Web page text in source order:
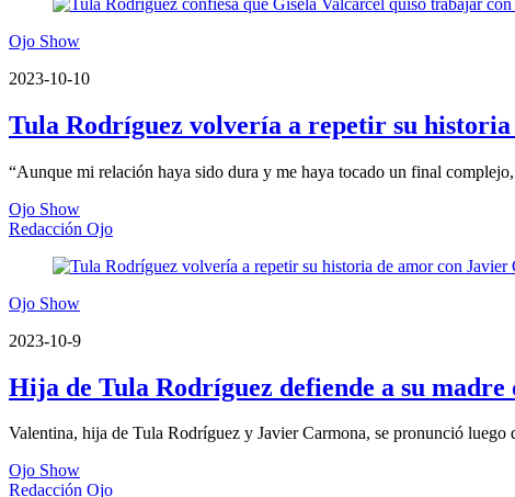
Ojo Show
2023-10-10
Tula Rodríguez volvería a repetir su
“Aunque mi relación haya sido dura y me haya tocado un final
Ojo Show
Redacción Ojo
Ojo Show
2023-10-9
Hija de Tula Rodríguez defiende a su madre
Valentina, hija de Tula Rodríguez y Javier Carmona, se pronunció luego
Ojo Show
Redacción Ojo